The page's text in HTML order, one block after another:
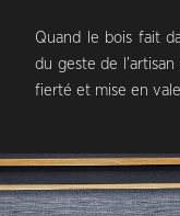
Quand le bois fait
du geste de
fierté et mise en